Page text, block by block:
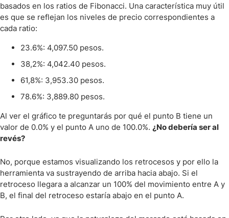
basados en los ratios de Fibonacci. Una característica muy útil
es que se reflejan los niveles de precio correspondientes a
cada ratio:
23.6%: 4,097.50 pesos.
38,2%: 4,042.40 pesos.
61,8%: 3,953.30 pesos.
78.6%: 3,889.80 pesos.
Al ver el gráfico te preguntarás por qué el punto B tiene un
valor de 0.0% y el punto A uno de 100.0%. ¿No debería ser al
revés?
No, porque estamos visualizando los retrocesos y por ello la
herramienta va sustrayendo de arriba hacia abajo. Si el
retroceso llegara a alcanzar un 100% del movimiento entre A y
B, el final del retroceso estaría abajo en el punto A.